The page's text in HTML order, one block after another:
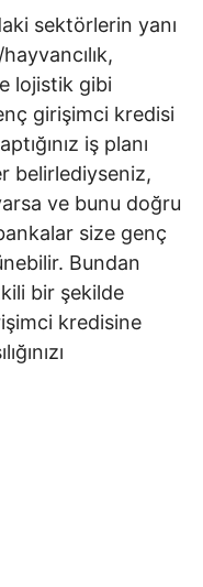
sektörlerin yanı
lojistik gibi
girişimci kredisi
iş planı
belirlediyseniz,
ve bunu doğru
size genç
Bundan
bir şekilde
kredisine